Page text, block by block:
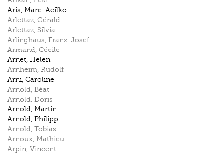
Aris, Marc-Aeilko
Arlettaz, Gérald
Arlettaz, Silvia
Arlinghaus, Franz-Josef
Armand, Cécile
Arnet, Helen
Arnheim, Rudolf
Arni, Caroline
Arnold, Béat
Arnold, Doris
Arnold, Martin
Arnold, Philipp
Arnold, Tobias
Arnoux, Mathieu
Arpin, Vincent